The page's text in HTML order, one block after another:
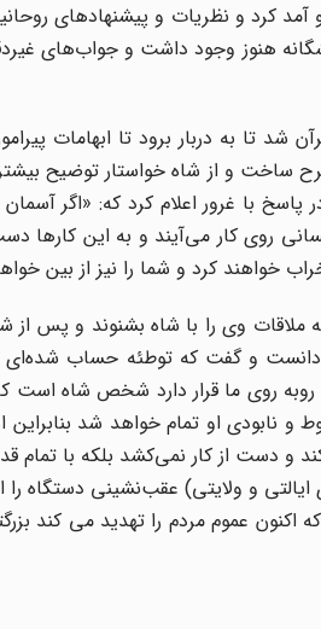
کرد و نظریات و پیشنهادهای
هنوز وجود داشت و جواب‌های
تا به دربار برود تا ابهامات
ساخت و از شاه خواستار توضیح
با غرور اعلام کرد که: «اگر آسمان
روی کار می‌آیند و به این کارها
خواهند کرد و شما را نیز از بین
ملاقات وی را با شاه بشنوند و پس
و گفت که توطئه حساب شده‌ای
روبه روی ما قرار دارد شخص شاه است
و نابودی او تمام خواهد شد بنابراین
و دست از کار نمی‌کشد بلکه با تمام
ایالتی و ولایتی) عقب‌نشینی دستگاه
عموم مردم را تهدید می کند